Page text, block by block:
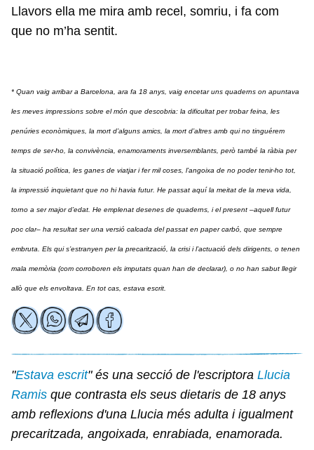
Llavors ella me mira amb recel, somriu, i fa com
que no m’ha sentit.
* Quan vaig arribar a Barcelona, ara fa 18 anys, vaig encetar uns quaderns on apuntava
les meves impressions sobre el món que descobria: la dificultat per trobar feina, les
penúries econòmiques, la mort d’alguns amics, la mort d’altres amb qui no tinguérem
temps de ser-ho, la convivència, enamoraments inversemblants, però també la ràbia per
la situació política, les ganes de viatjar i fer mil coses, l’angoixa de no poder tenir-ho tot,
la impressió inquietant que no hi havia futur. He passat aquí la meitat de la meva vida,
torno a ser major d’edat. He emplenat desenes de quaderns, i el present –aquell futur
poc clar– ha resultat ser una versió calcada del passat en paper carbó, que sempre
embruta. Els qui s’estranyen per la precarització, la crisi i l’actuació dels dirigents, o tenen
mala memòria (com corroboren els imputats quan han de declarar), o no han sabut llegir
allò que els envoltava. En tot cas, estava escrit.
"Estava escrit" és una secció de l'escriptora Llucia
Ramis que contrasta els seus dietaris de 18 anys
amb reflexions d'una Llucia més adulta i igualment
precaritzada, angoixada, enrabiada, enamorada.